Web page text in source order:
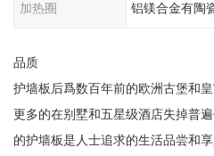
加热圈 铝镁合金有陶
品质
护墙板后爲数百年前的欧洲古堡和
更多的在别墅和五星级酒店失掉普
的护墙板是人士追求的生活品尝和享